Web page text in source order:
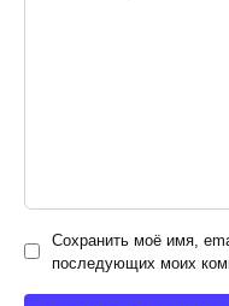
Сохранить моё имя,
последующих моих